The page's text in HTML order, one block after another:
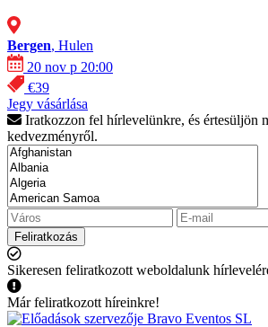
Bergen, Hulen
20 nov p 20:00
€39
Jegy vásárlása
Iratkozzon fel hírlevelünkre, és értesüljön
kedvezményről.
Feliratkozás
Sikeresen feliratkozott weboldalunk
Már feliratkozott híreinkre!